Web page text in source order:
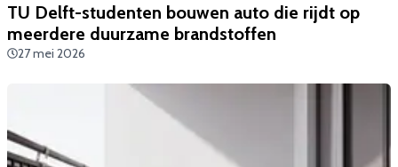
TU Delft-studenten bouwen auto die rijdt op
meerdere duurzame brandstoffen
27 mei 2026